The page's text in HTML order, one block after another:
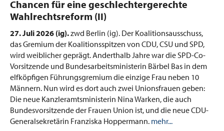
:Chancen für eine geschlechtergerechte
Wahlrechtsreform (II)
27. Juli 2026 (ig).zwd Berlin (ig). Der Koalitionsausschuss,
das Gremium der Koalitionsspitzen von CDU, CSU und SPD,
wird weiblicher geprägt. Anderthalb Jahre war die SPD-Co-
Vorsitzende und Bundesarbeitsministerin Bärbel Bas in dem
elfköpfigen Führungsgremium die einzige Frau neben 10
Männern. Nun wird es dort auch zwei Unionsfrauen geben:
Die neue Kanzleramtsministerin Nina Warken, die auch
Bundesvorsitzende der Frauen Union ist, und die neue CDU-
Generalsekretärin Franziska Hoppermann. mehr...